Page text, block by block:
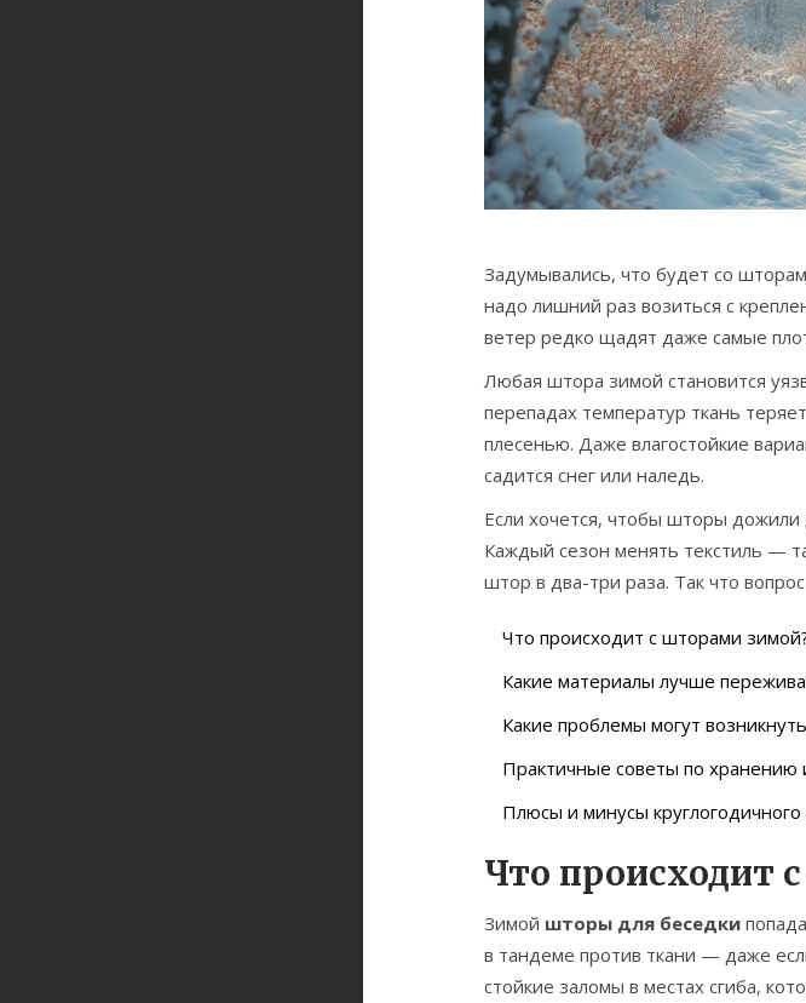
Задумывались, что будет со
надо лишний раз возиться с
ветер редко щадят даже самые
Любая штора зимой становится
перепадах температур ткань
плесенью. Даже влагостойкие
садится снег или наледь.
Если хочется, чтобы шторы дожили
Каждый сезон менять текстиль —
штор в два-три раза. Так что
Что происходит с шторами
Какие материалы лучше
Какие проблемы могут
Практичные советы по хранению
Плюсы и минусы
Что происходит
Зимой шторы для беседки
в тандеме против ткани — даже
стойкие заломы в местах сгиба,